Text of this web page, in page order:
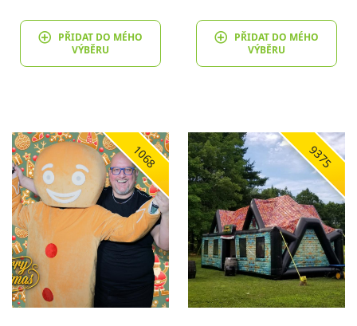
PŘIDAT DO MÉHO
VÝBĚRU
PŘIDAT DO MÉHO
VÝBĚRU
1068 9375